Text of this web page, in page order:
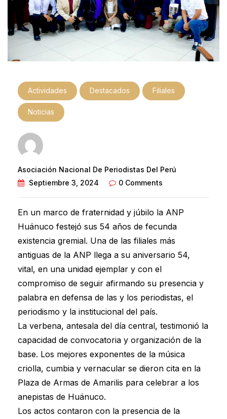
Actividades Destacados Filiales
Noticias
Asociación Nacional De Periodistas Del Perú
Septiembre 3, 2024
0 Comments
En un marco de fraternidad y júbilo la ANP
Huánuco festejó sus 54 años de fecunda
existencia gremial. Una de las filiales más
antiguas de la ANP llega a su aniversario 54,
vital, en una unidad ejemplar y con el
compromiso de seguir afirmando su presencia y
palabra en defensa de las y los periodistas, el
periodismo y la institucional del país.
La verbena, antesala del día central, testimonió la
capacidad de convocatoria y organización de la
base. Los mejores exponentes de la música
criolla, cumbia y vernacular se dieron cita en la
Plaza de Armas de Amarilis para celebrar a los
anepistas de Huánuco.
Los actos contaron con la presencia de la